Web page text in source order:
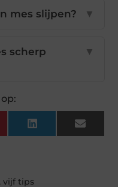
mes slijpen? ▼
scherp
▼
LinkedInEmail
,vijf tips